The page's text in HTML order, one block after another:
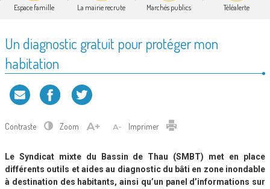
Espace famille La mairie recrute Marchés publics Téléalerte
Un diagnostic gratuit pour protéger mon
habitation
Contraste Zoom Imprimer
Le Syndicat mixte du Bassin de Thau (SMBT) met en place
différents outils et aides au diagnostic du bâti en zone inondable
à destination des habitants, ainsi qu’un panel d’informations sur